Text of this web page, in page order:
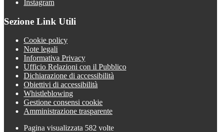
Instagram
Sezione Link Utili
Cookie policy
Note legali
Informativa Privacy
Ufficio Relazioni con il Pubblico
Dichiarazione di accessibilità
Obiettivi di accessibilità
Whistleblowing
Gestione consensi cookie
Amministrazione trasparente
Pagina visualizzata 582 volte